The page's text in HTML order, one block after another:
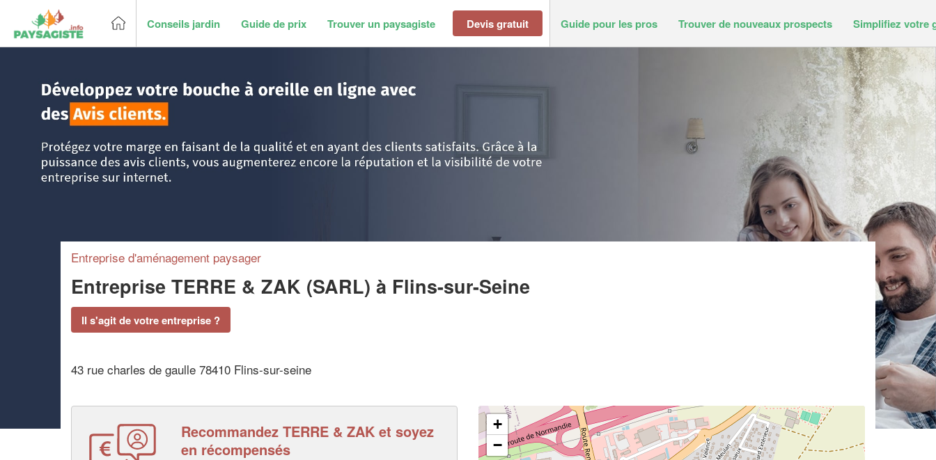
Conseils jardin Guide de prix Trouver un paysagiste Devis gratuit Guide pour les pros Trouver de nouveaux prospects Simplifiez votre
Entreprise d'aménagement paysager
Entreprise TERRE & ZAK (SARL) à Flins-sur-Seine
Il s'agit de votre entreprise ?
43 rue charles de gaulle 78410 Flins-sur-seine
Recommandez TERRE & ZAK et soyez
en récompensés
+
−